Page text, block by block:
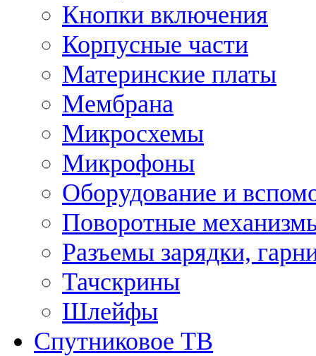
Кнопки включения
Корпусные части
Материнские платы
Мембрана
Микросхемы
Микрофоны
Оборудование и
Поворотные
Разъемы зарядки,
Тачскрины
Шлейфы
Спутниковое ТВ